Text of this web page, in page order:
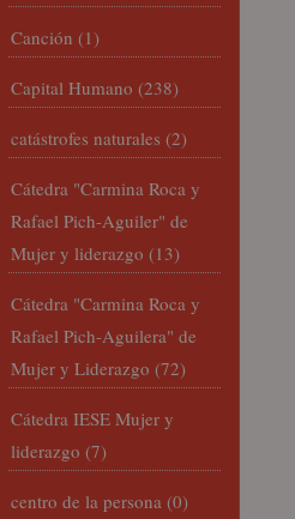
Canción (1)
Capital Humano (238)
catástrofes naturales (2)
Cátedra "Carmina Roca y
Rafael Pich-Aguiler" de
Mujer y liderazgo (13)
Cátedra "Carmina Roca y
Rafael Pich-Aguilera" de
Mujer y Liderazgo (72)
Cátedra IESE Mujer y
liderazgo (7)
centro de la persona (0)